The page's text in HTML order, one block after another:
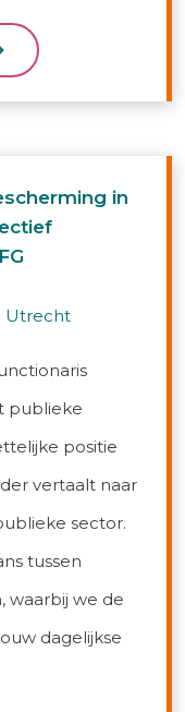
in
utrecht
publieke
positie
vertaalt naar
sector.
tussen
waarbij we de
dagelijkse